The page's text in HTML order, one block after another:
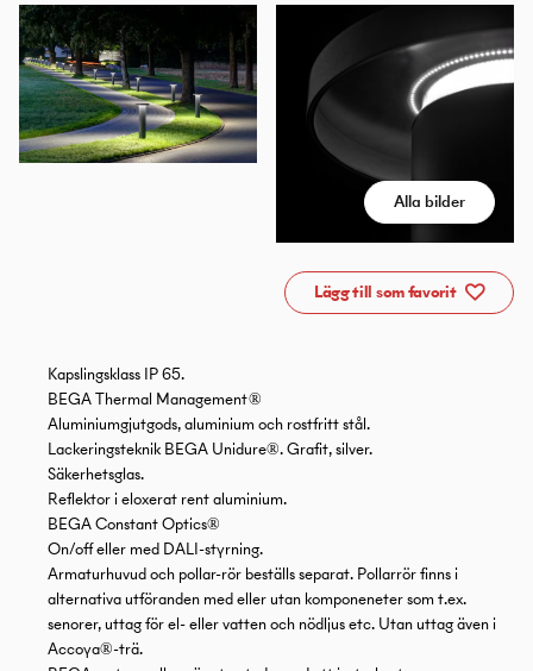
Alla bilder
Lägg till som favorit
Kapslingsklass IP 65.
BEGA Thermal Management ®
Aluminiumgjutgods, aluminium och rostfritt stål.
Lackeringsteknik BEGA Unidure®. Grafit, silver.
Säkerhetsglas.
Reflektor i eloxerat rent aluminium.
BEGA Constant Optics®
On/off eller med DALI-styrning.
Armaturhuvud och pollar-rör beställs separat. Pollarrör finns i
alternativa utföranden med eller utan komponeneter som t.ex.
senorer, uttag för el- eller vatten och nödljus etc. Utan uttag även i
Accoya®-trä.